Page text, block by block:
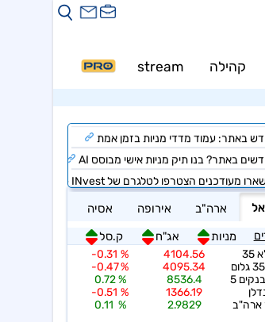
קהילה stream
PRO